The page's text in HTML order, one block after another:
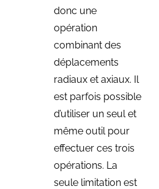
donc une
opération
combinant des
déplacements
radiaux et axiaux. Il
est parfois possible
d’utiliser un seul et
même outil pour
effectuer ces trois
opérations. La
seule limitation est